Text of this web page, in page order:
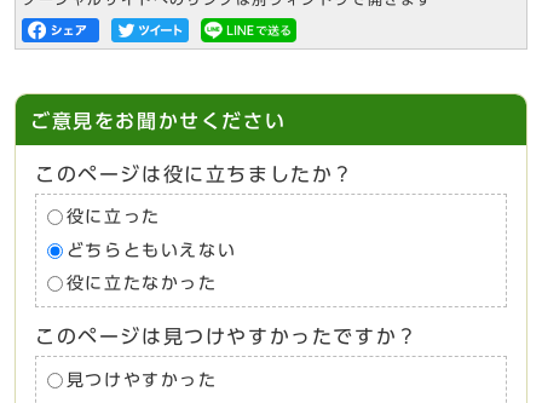
ご意見をお聞かせください
このページは役に立ちましたか？
役に立った
どちらともいえない
役に立たなかった
このページは見つけやすかったですか？
見つけやすかった